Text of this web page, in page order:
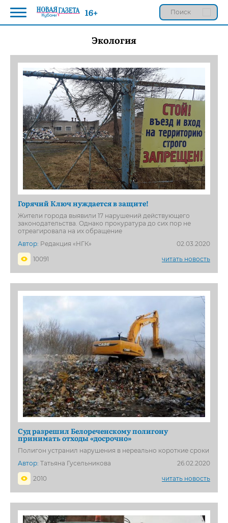
Экология
Горячий Ключ нуждается в защите!
Жители города выявили 17 нарушений действующего
законодательства. Однако прокуратура до сих пор не
отреагировала на их обращение
Автор: Редакция «НГК»
02.03.2020
10091
читать новость
Суд разрешил Белореченскому полигону
принимать отходы «досрочно»
Полигон устранил нарушения в нереально короткие сроки
Автор: Татьяна Гусельникова
26.02.2020
2010
читать новость
16+